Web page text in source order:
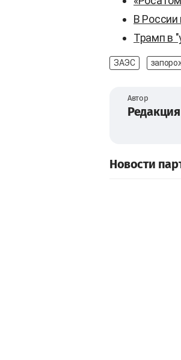
В России
Трамп в
ЗАЭС
Автор
Редакция
Новости